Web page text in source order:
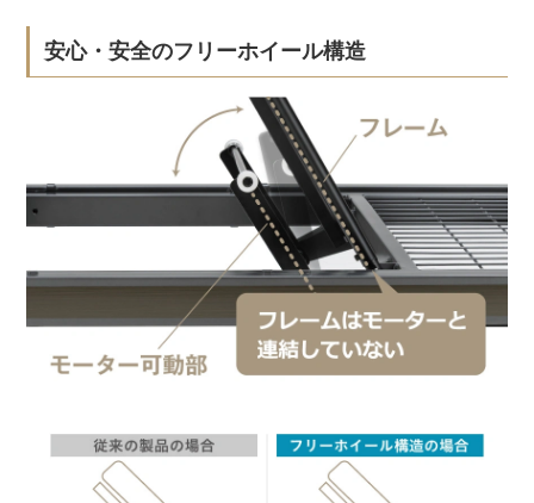
安心・安全のフリーホイール構造